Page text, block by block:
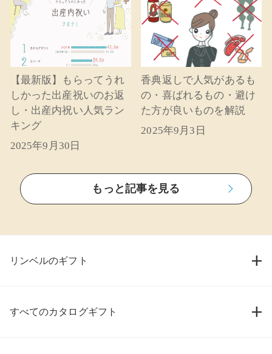
【最新版】もらってうれ
しかった出産祝いのお返
し・出産内祝い人気ラン
キング
2025年9月30日
香典返しで人気があるも
の・喜ばれるもの・避け
た方が良いものを解説
2025年9月3日
もっと記事を見る
リンベルのギフト
すべてのカタログギフト